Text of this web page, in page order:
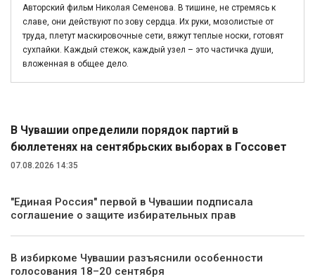
Авторский фильм Николая Семенова. В тишине, не стремясь к
славе, они действуют по зову сердца. Их руки, мозолистые от
труда, плетут маскировочные сети, вяжут теплые носки, готовят
сухпайки. Каждый стежок, каждый узел – это частичка души,
вложенная в общее дело.
Политика
В Чувашии определили порядок партий в
бюллетенях на сентябрьских выборах в Госсовет
07.08.2026 14:35
"Единая Россия" первой в Чувашии подписала
соглашение о защите избирательных прав
В избиркоме Чувашии разъяснили особенности
голосования 18–20 сентября